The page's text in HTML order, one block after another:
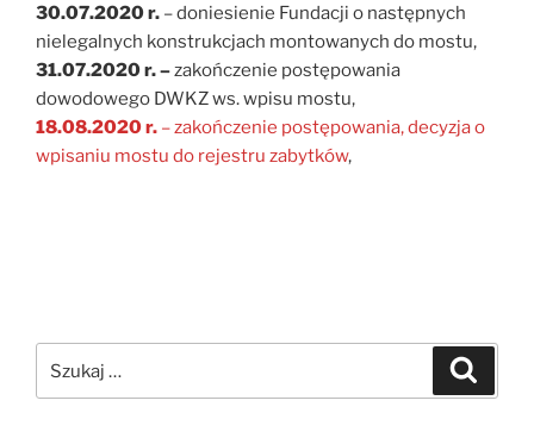
30.07.2020 r. – doniesienie Fundacji o następnych
nielegalnych konstrukcjach montowanych do mostu,
31.07.2020 r. –zakończenie postępowania
dowodowego DWKZ ws. wpisu mostu,
18.08.2020 r. – zakończenie postępowania, decyzja o
wpisaniu mostu do rejestru zabytków,